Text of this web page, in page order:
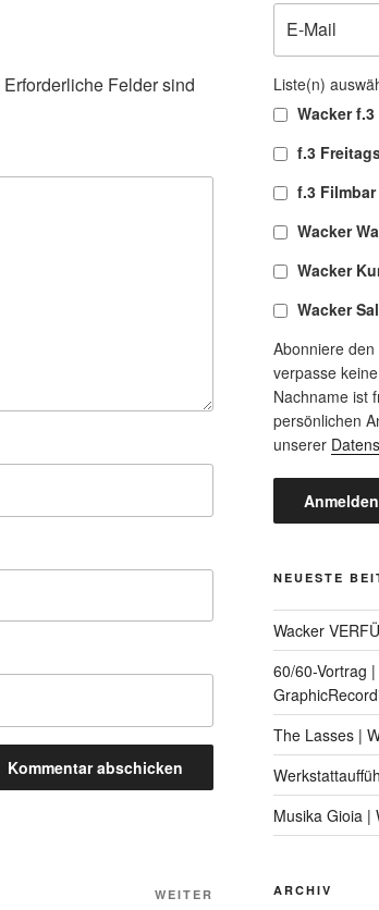
Erforderliche Felder sind
Nächster
WEITER
Liste(n)
Wacker
f.3
f.3 Filmbar
Wacker
Wacker
Wacker
Abonniere
verpasse
Nachname ist
persönlichen
unserer
NEUESTE
Wacker
60/60-Vortrag
The Lasses |
Musika Gioia |
ARCHIV